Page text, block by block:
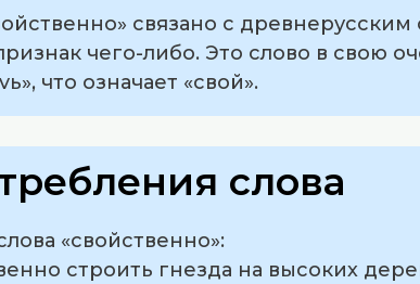
связано с древнерусским
чего-либо. Это слово в свою
что означает «свой».
слова
«свойственно»:
строить гнезда на высоких